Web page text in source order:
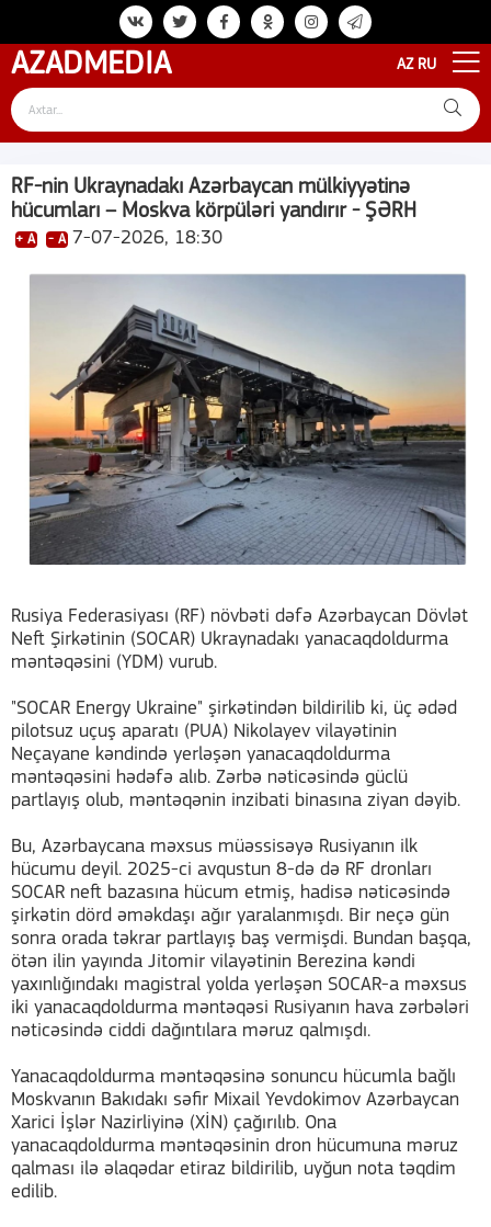
AZADMEDIA AZ RU
RF-nin Ukraynadakı Azərbaycan mülkiyyətinə
hücumları – Moskva körpüləri yandırır - ŞƏRH
+ A - A 7-07-2026, 18:30
Rusiya Federasiyası (RF) növbəti dəfə Azərbaycan Dövlət
Neft Şirkətinin (SOCAR) Ukraynadakı yanacaqdoldurma
məntəqəsini (YDM) vurub.
"SOCAR Energy Ukraine" şirkətindən bildirilib ki, üç ədəd
pilotsuz uçuş aparatı (PUA) Nikolayev vilayətinin
Neçayane kəndində yerləşən yanacaqdoldurma
məntəqəsini hədəfə alıb. Zərbə nəticəsində güclü
partlayış olub, məntəqənin inzibati binasına ziyan dəyib.
Bu, Azərbaycana məxsus müəssisəyə Rusiyanın ilk
hücumu deyil. 2025-ci avqustun 8-də də RF dronları
SOCAR neft bazasına hücum etmiş, hadisə nəticəsində
şirkətin dörd əməkdaşı ağır yaralanmışdı. Bir neçə gün
sonra orada təkrar partlayış baş vermişdi. Bundan başqa,
ötən ilin yayında Jitomir vilayətinin Berezina kəndi
yaxınlığındakı magistral yolda yerləşən SOCAR-a məxsus
iki yanacaqdoldurma məntəqəsi Rusiyanın hava zərbələri
nəticəsində ciddi dağıntılara məruz qalmışdı.
Yanacaqdoldurma məntəqəsinə sonuncu hücumla bağlı
Moskvanın Bakıdakı səfir Mixail Yevdokimov Azərbaycan
Xarici İşlər Nazirliyinə (XİN) çağırılıb. Ona
yanacaqdoldurma məntəqəsinin dron hücumuna məruz
qalması ilə əlaqədar etiraz bildirilib, uyğun nota təqdim
edilib.